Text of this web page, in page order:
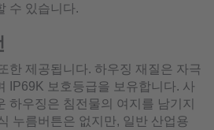
수 있습니다.
한 제공됩니다. 하우징 재질은 자극
IP69K 보호등급을 보유합니다. 사
하우징은 침전물의 여지를 남기지
누름버튼은 없지만, 일반 산업용